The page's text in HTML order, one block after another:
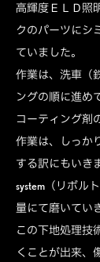
高輝度ＥＬＤ照
クのパーツにシ
ていました。
作業は、洗車（
ングの順に進め
コーティング剤
作業は、しっか
する訳にもいき
system（リボ
量にて磨いてい
この下地処理技
くことが出来、